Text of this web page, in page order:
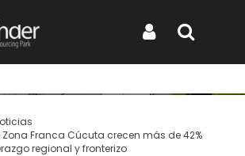
todo
Franca Cúcuta crecen más de 42%
regional y fronterizo